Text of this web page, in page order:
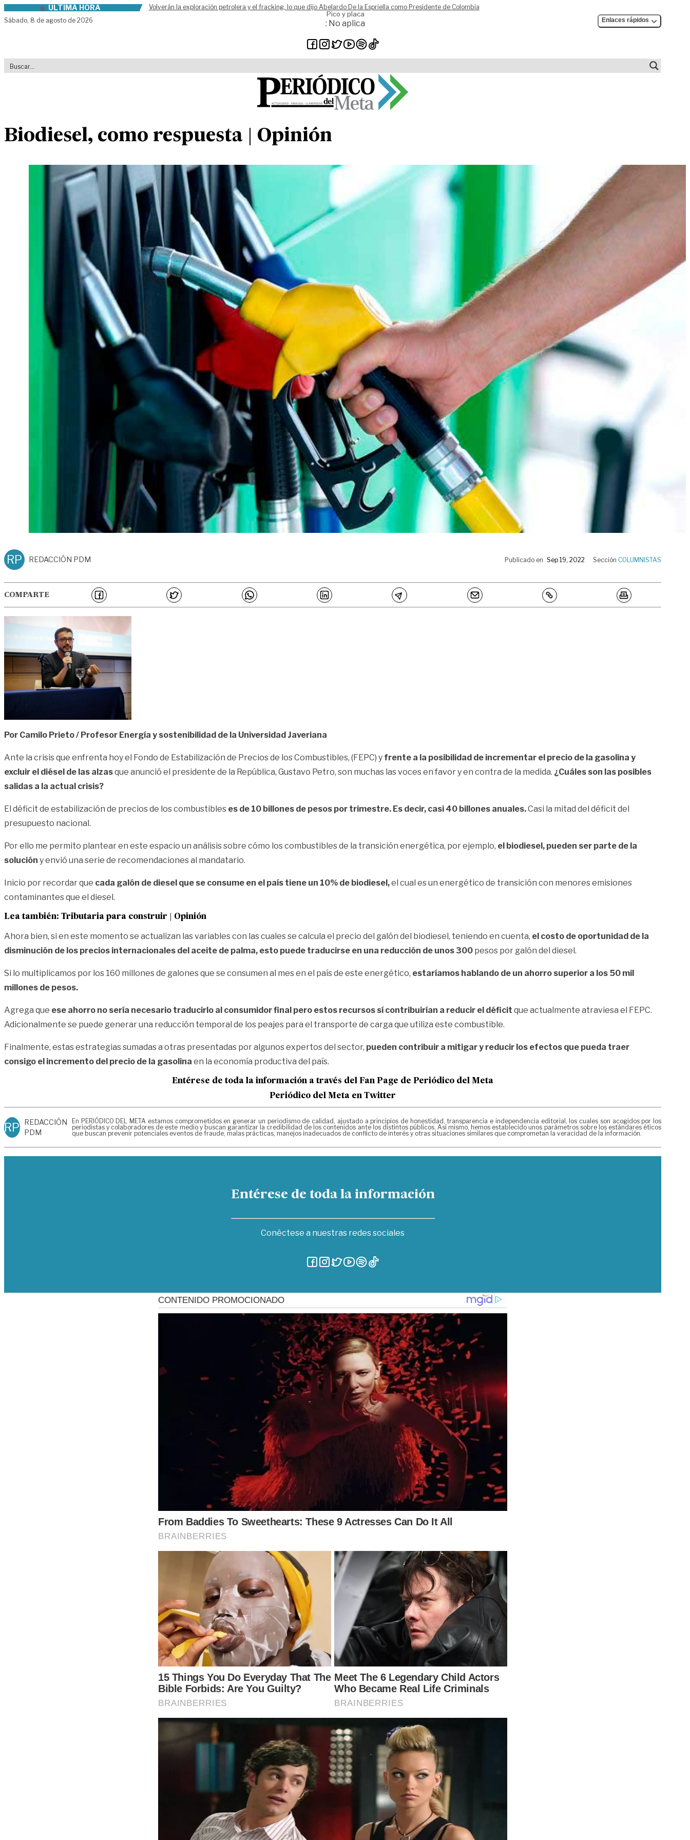
Skip to contentÚLTIMA HORA
Volverán la exploración petrolera y el fracking, lo que dijo Abelardo De la Espriella como Presidente de Colombia
Sábado, 8 de agosto de 2026
Pico y placa
: No aplica Enlaces rápidos
Biodiesel, como respuesta | Opinión
RP REDACCIÓN PDM Publicado en Sep 19, 2022 Sección COLUMNISTAS
COMPARTE
Por Camilo Prieto / Profesor Energía y sostenibilidad de la Universidad Javeriana
Ante la crisis que enfrenta hoy el Fondo de Estabilización de Precios de los Combustibles, (FEPC) y frente a la posibilidad de incrementar el precio de la gasolina y
excluir el diésel de las alzasque anunció el presidente de la República, Gustavo Petro, son muchas las voces en favor y en contra de la medida. ¿Cuáles son las posibles
salidas a la actual crisis?
El déficit de estabilización de precios de los combustibles es de 10 billones de pesos por trimestre. Es decir, casi 40 billones anuales.Casi la mitad del déficit del
presupuesto nacional.
Por ello me permito plantear en este espacio un análisis sobre cómo los combustibles de la transición energética, por ejemplo, el biodiesel, pueden ser parte de la
solución y envió una serie de recomendaciones al mandatario.
Inicio por recordar que cada galón de diesel que se consume en el país tiene un 10% de biodiesel,el cual es un energético de transición con menores emisiones
contaminantes que el diesel.
Lea también: Tributaria para construir | Opinión
Ahora bien, si en este momento se actualizan las variables con las cuales se calcula el precio del galón del biodiesel, teniendo en cuenta, el costo de oportunidad de la
disminución de los precios internacionales del aceite de palma, esto puede traducirse en una reducción de unos 300 pesos por galón del diesel.
Si lo multiplicamos por los 160 millones de galones que se consumen al mes en el país de este energético, estaríamos hablando de un ahorro superior a los 50 mil
millones de pesos.
Agrega que ese ahorro no sería necesario traducirlo al consumidor final pero estos recursos sí contribuirían a reducir el déficit que actualmente atraviesa el FEPC.
Adicionalmente se puede generar una reducción temporal de los peajes para el transporte de carga que utiliza este combustible.
Finalmente, estas estrategias sumadas a otras presentadas por algunos expertos del sector, pueden contribuir a mitigar y reducir los efectos que pueda traer
consigo el incremento del precio de la gasolina en la economía productiva del país.
Entérese de toda la información a través del Fan Page de Periódico del Meta
Periódico del Meta en Twitter
RP REDACCIÓN
PDM
En PERIÓDICO DEL META estamos comprometidos en generar un periodismo de calidad, ajustado a principios de honestidad, transparencia e independencia editorial, los cuales son acogidos por los
periodistas y colaboradores de este medio y buscan garantizar la credibilidad de los contenidos ante los distintos públicos. Así mismo, hemos establecido unos parámetros sobre los estándares éticos
que buscan prevenir potenciales eventos de fraude, malas prácticas, manejos inadecuados de conflicto de interés y otras situaciones similares que comprometan la veracidad de la información.
Entérese de toda la información
Conéctese a nuestras redes sociales